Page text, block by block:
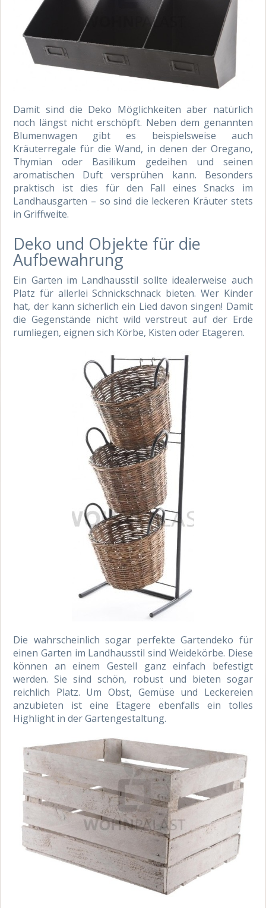
Damit sind die Deko Möglichkeiten aber natürlich
noch längst nicht erschöpft. Neben dem genannten
Blumenwagen gibt es beispielsweise auch
Kräuterregale für die Wand, in denen der Oregano,
Thymian oder Basilikum gedeihen und seinen
aromatischen Duft versprühen kann. Besonders
praktisch ist dies für den Fall eines Snacks im
Landhausgarten – so sind die leckeren Kräuter stets
in Griffweite.
Deko und Objekte für die
Aufbewahrung
Ein Garten im Landhausstil sollte idealerweise auch
Platz für allerlei Schnickschnack bieten. Wer Kinder
hat, der kann sicherlich ein Lied davon singen! Damit
die Gegenstände nicht wild verstreut auf der Erde
rumliegen, eignen sich Körbe, Kisten oder Etageren.
Die wahrscheinlich sogar perfekte Gartendeko für
einen Garten im Landhausstil sind Weidekörbe. Diese
können an einem Gestell ganz einfach befestigt
werden. Sie sind schön, robust und bieten sogar
reichlich Platz. Um Obst, Gemüse und Leckereien
anzubieten ist eine Etagere ebenfalls ein tolles
Highlight in der Gartengestaltung.